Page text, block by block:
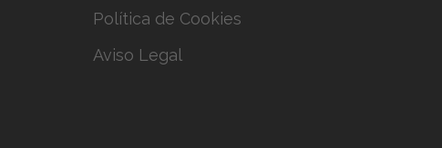
Política de Cookies
Aviso Legal